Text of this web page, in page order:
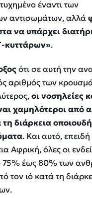
έναντι των
αντισωμάτων, αλλά
να υπάρχει
κυττάρων».
ότι σε αυτή την
αριθμός των
οι νοσηλείες
χαμηλότεροι από
διάρκεια
. Και αυτό,
Αφρική, όλες οι
75% έως 80% των
τον ιό κατά τη